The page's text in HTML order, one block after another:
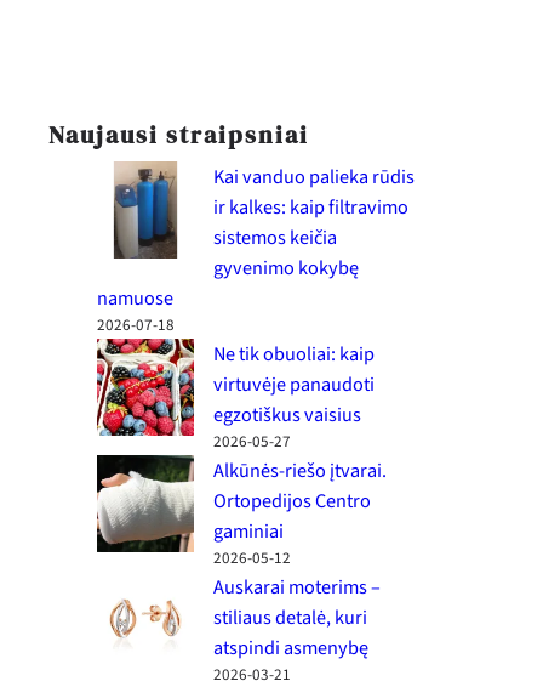
Naujausi straipsniai
Kai vanduo palieka rūdis
ir kalkes: kaip filtravimo
sistemos keičia
gyvenimo kokybę
namuose
2026-07-18
Ne tik obuoliai: kaip
virtuvėje panaudoti
egzotiškus vaisius
2026-05-27
Alkūnės-riešo įtvarai.
Ortopedijos Centro
gaminiai
2026-05-12
Auskarai moterims –
stiliaus detalė, kuri
atspindi asmenybę
2026-03-21